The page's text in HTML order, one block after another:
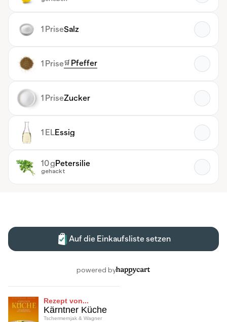
Rezept von...
Kärntner Küche
Tschermernjak & Wagner